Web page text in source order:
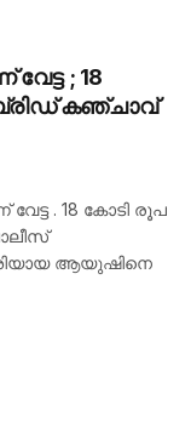
; 18
കഞ്ചാവ്
. 18 കോടി രൂപ
ആയുഷിനെ